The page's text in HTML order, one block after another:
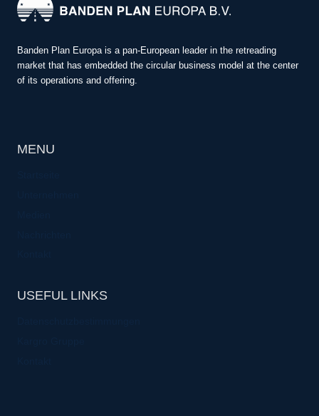
Banden Plan Europa is a pan-European leader in the retreading
market that has embedded the circular business model at the center
of its operations and offering.
MENU
USEFUL LINKS